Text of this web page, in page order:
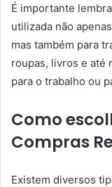
É importante
utilizada não
mas também para
roupas, livros e até
para o trabalho ou
Como
Compras
Existem diversos